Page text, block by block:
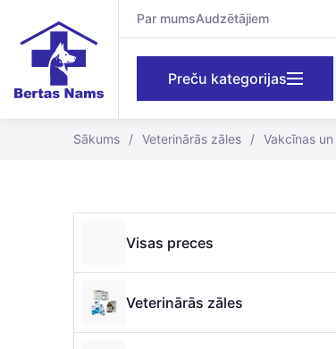
Par mumsAudzētājiem
Preču kategorijas
Sākums / Veterinārās zāles / Vakcīnas
Visas preces
Veterinārās zāles